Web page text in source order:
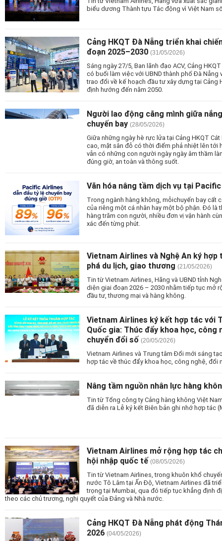
biểu dương Thành tựu Tác động vì Việt Nam
Cảng HKQT Đà Nẵng triển khai
đoạn 2025–2030 (31/05/2026)
Sáng ngày 27/5, Ban lãnh đạo ACV, Cảng
có buổi làm việc với UBND thành phố Đà Nẵng
trao đổi về kế hoạch đầu tư xây dựng tại Cảng
định hướng đến năm 2050.
Người lao động căng mình giữa
chuyến bay (28/05/2026)
Giữa những ngày hè rực lửa tại Cảng HKQT
cao, mặt sân đỗ có thời điểm phả nhiệt lên tới
vẫn có những con người ngày ngày âm thầm
đúng giờ, an toàn và thông suốt.
Văn hóa nâng tầm dịch vụ tại
Trong ngành hàng không, mỗichuyến bay cất
của riêng một cá nhân hay một bộ phận. Đó
hàng trăm con người, nhiều đơn vị vận hành
xác đến từng phút.
Vietnam Airlines và Nghệ An ký
phá du lịch, giao thương (21/05/2026)
Tin từ Vietnam Airlines, Hãng và UBND tỉnh
diện giai đoạn 2026 – 2030 nhằm tiếp tục mở
đầu tư, thương mại và hàng không.
Vietnam Airlines ký kết hợp tác với
Quốc gia: Thúc đẩy khoa học, công
chuyển đổi số (20/05/2026)
Vietnam Airlines và Trung tâm Đổi mới sáng
hợp tác về thúc đẩy khoa học, công nghệ, đổi
Nâng tầm nguồn nhân lực hàng
Tin từ Tổng công ty Cảng hàng không Việt
đã diễn ra Lễ ký kết Biên bản ghi nhớ hợp tác
Vietnam Airlines mở rộng hợp tác
hội nhập quốc tế (08/05/2026)
Tin từ Vietnam Airlines, trong khuôn khổ
nước Tô Lâm tại Ấn Độ, Vietnam Airlines đã
trọng tại Mumbai, qua đó tiếp tục khẳng định
theo các chủ trương, nghị quyết của Đảng và Nhà nước.
Cảng HKQT Đà Nẵng phát động
2026 (04/05/2026)